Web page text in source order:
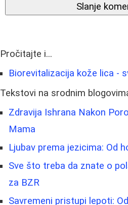
Slanje
Pročitajte i...
Biorevitalizacija kože lica -
Tekstovi na srodnim
Zdravija Ishrana Nakon
Mama
Ljubav prema jezicima: Od
Sve što treba da znate o
za BZR
Savremeni pristupi lepoti: